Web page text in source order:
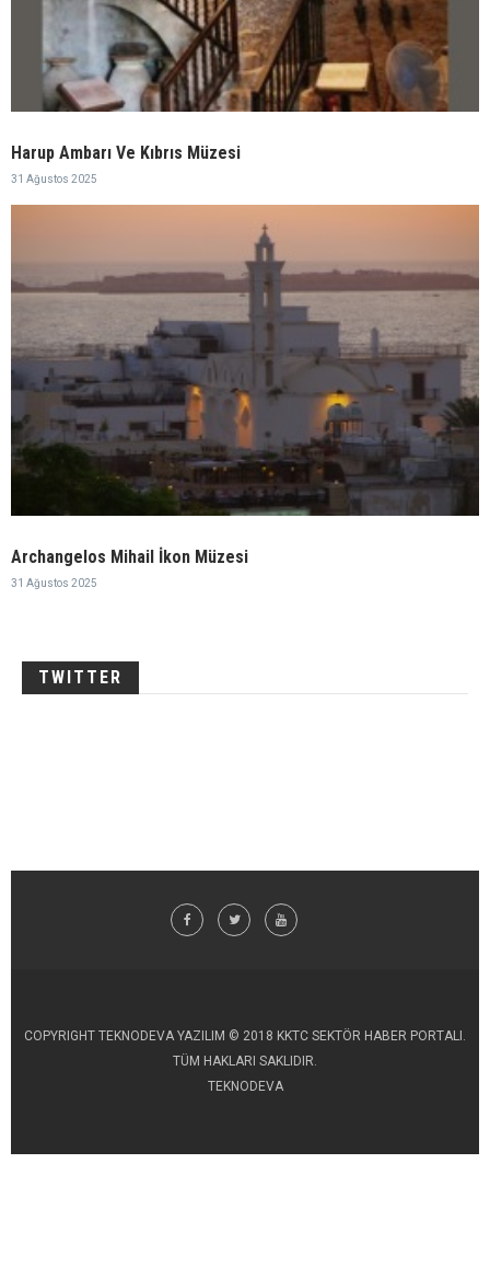
Harup Ambarı Ve Kıbrıs Müzesi
31 Ağustos 2025
Archangelos Mihail İkon Müzesi
31 Ağustos 2025
TWITTER
COPYRIGHT TEKNODEVA YAZILIM © 2018 KKTC SEKTÖR HABER PORTALI.
TÜM HAKLARI SAKLIDIR.
TEKNODEVA